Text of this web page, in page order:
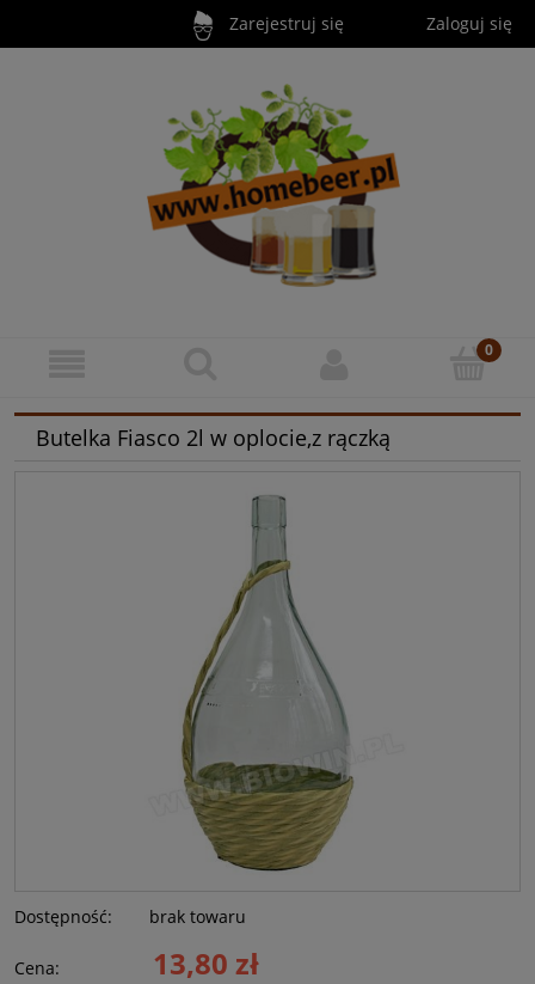
Zarejestruj się Zaloguj się
Butelka Fiasco 2l w oplocie,z rączką
Dostępność: brak towaru
Cena: 13,80 zł